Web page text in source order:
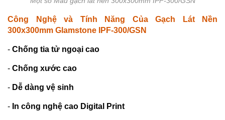
Công Nghệ và Tính Năng Của Gạch Lát Nền
300x300mm Glamstone IPF-300/GSN
- Chống tia tử ngoại cao
- Chống xước cao
- Dễ dàng vệ sinh
- In công nghệ cao Digital Print